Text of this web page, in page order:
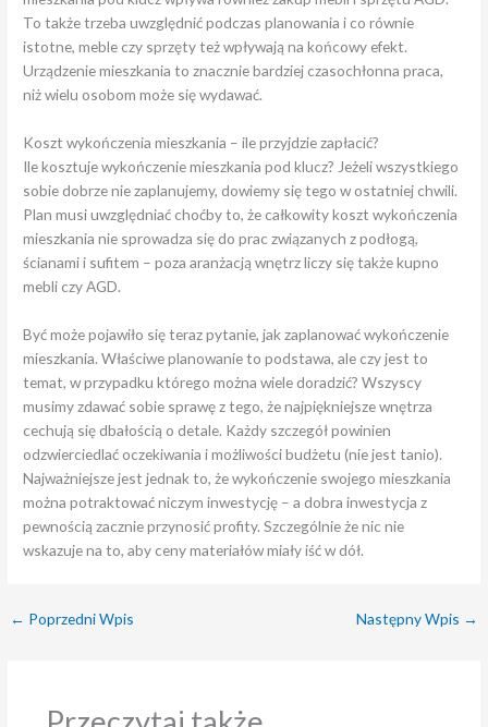
To także trzeba uwzględnić podczas planowania i co równie
istotne, meble czy sprzęty też wpływają na końcowy efekt.
Urządzenie mieszkania to znacznie bardziej czasochłonna praca,
niż wielu osobom może się wydawać.
Koszt wykończenia mieszkania – ile przyjdzie zapłacić?
Ile kosztuje wykończenie mieszkania pod klucz? Jeżeli wszystkiego
sobie dobrze nie zaplanujemy, dowiemy się tego w ostatniej chwili.
Plan musi uwzględniać choćby to, że całkowity koszt wykończenia
mieszkania nie sprowadza się do prac związanych z podłogą,
ścianami i sufitem – poza aranżacją wnętrz liczy się także kupno
mebli czy AGD.
Być może pojawiło się teraz pytanie, jak zaplanować wykończenie
mieszkania. Właściwe planowanie to podstawa, ale czy jest to
temat, w przypadku którego można wiele doradzić? Wszyscy
musimy zdawać sobie sprawę z tego, że najpiękniejsze wnętrza
cechują się dbałością o detale. Każdy szczegół powinien
odzwierciedlać oczekiwania i możliwości budżetu (nie jest tanio).
Najważniejsze jest jednak to, że wykończenie swojego mieszkania
można potraktować niczym inwestycję – a dobra inwestycja z
pewnością zacznie przynosić profity. Szczególnie że nic nie
wskazuje na to, aby ceny materiałów miały iść w dół.
← Poprzedni Wpis Następny Wpis →